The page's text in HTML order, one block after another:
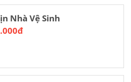
Nhà Vệ Sinh